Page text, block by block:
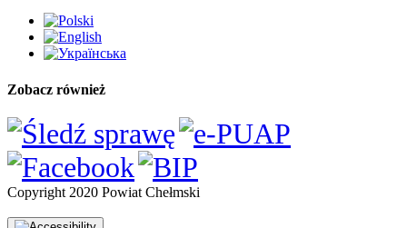
Zobacz również
Copyright 2020 Powiat Chełmski